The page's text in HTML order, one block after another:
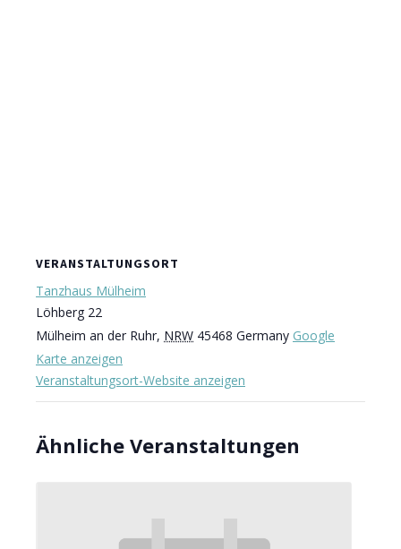
VERANSTALTUNGSORT
Tanzhaus Mülheim
Löhberg 22
Mülheim an der Ruhr, NRW 45468 Germany Google
Karte anzeigen
Veranstaltungsort-Website anzeigen
Ähnliche Veranstaltungen